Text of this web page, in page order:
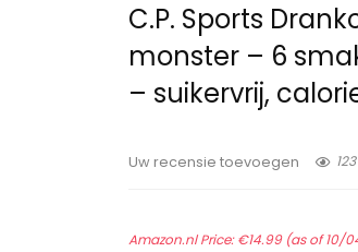
C.P. Sports
monster – 6
– suikervrij,
Uw recensie toevoegen 123
Amazon.nl Price:€14.99(as of 10/